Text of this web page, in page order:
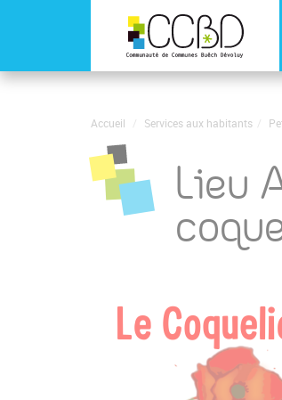
Accueil Services aux habitants
Lieu